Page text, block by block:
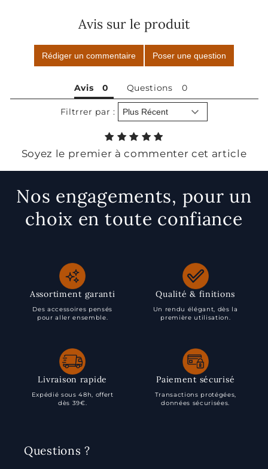
Avis sur le produit
Rédiger un commentaire Poser une question
Avis Questions
Filtrrer par :
Soyez le premier à commenter cet article
Nos engagements, pour un
choix en toute confiance
Assortiment garanti
Des accessoires pensés
pour aller ensemble.
Qualité & finitions
Un rendu élégant, dès la
première utilisation.
Livraison rapide
Expédié sous 48h, offert
dès 39€.
Paiement sécurisé
Transactions protégées,
données sécurisées.
Questions ?